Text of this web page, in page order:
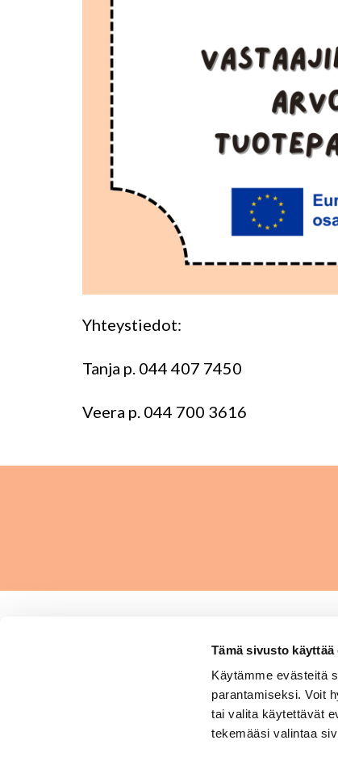
Tämä sivusto käyttää
Käytämme evästeitä
parantamiseksi. Voit
tai valita käytettävät
tekemääsi valintaa
Yhteystiedot:
Tanja p. 044 407 7450
Veera p. 044 700 3616
Hengitysliitto ry
Sytyke on osa
kokonaisuutta